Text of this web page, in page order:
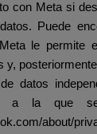
con Meta si
Puede
le permite
y,
datos
a la que
about/